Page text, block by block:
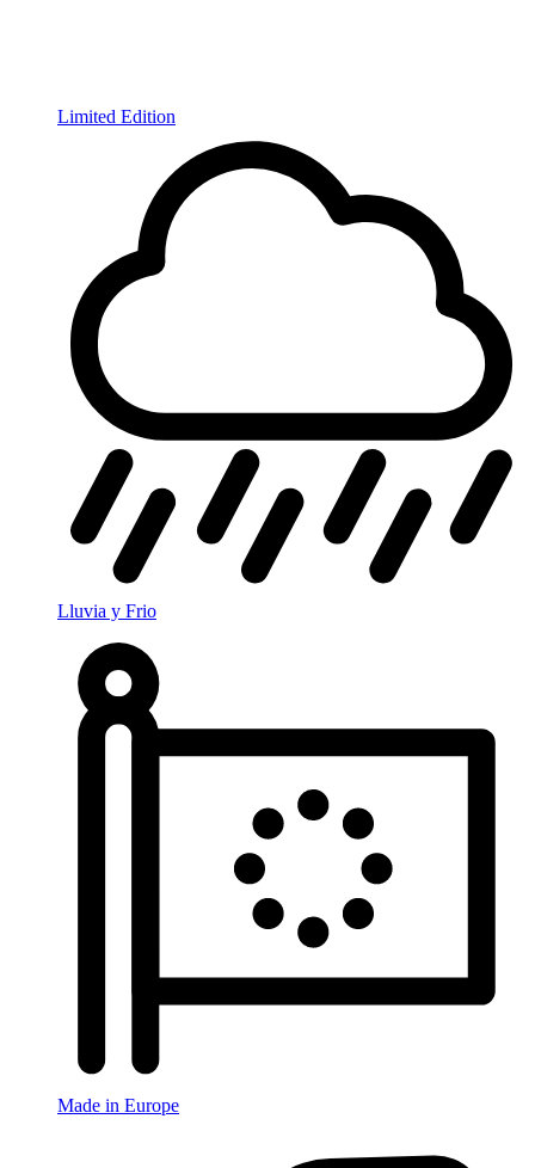
Limited Edition
Lluvia y Frio
Made in Europe